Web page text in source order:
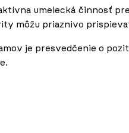
umelecká činnosť
môžu priaznivo
je presvedčenie o